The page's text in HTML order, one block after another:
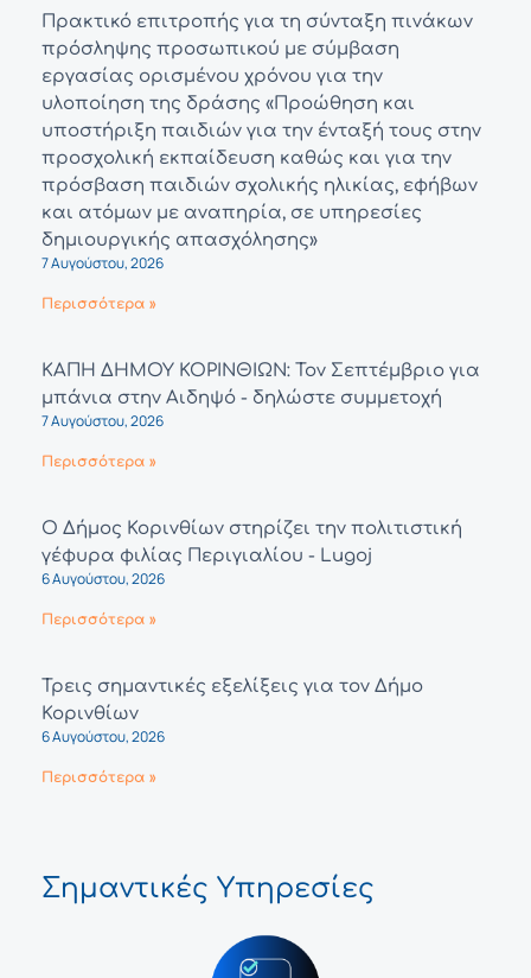
Πρακτικό επιτροπής για τη σύνταξη πινάκων
πρόσληψης προσωπικού με σύμβαση
εργασίας ορισμένου χρόνου για την
υλοποίηση της δράσης «Προώθηση και
υποστήριξη παιδιών για την ένταξή τους στην
προσχολική εκπαίδευση καθώς και για την
πρόσβαση παιδιών σχολικής ηλικίας, εφήβων
και ατόμων με αναπηρία, σε υπηρεσίες
δημιουργικής απασχόλησης»
7 Αυγούστου, 2026
Περισσότερα »
ΚΑΠΗ ΔΗΜΟΥ ΚΟΡΙΝΘΙΩΝ: Τον Σεπτέμβριο για
μπάνια στην Αιδηψό - δηλώστε συμμετοχή
7 Αυγούστου, 2026
Περισσότερα »
Ο Δήμος Κορινθίων στηρίζει την πολιτιστική
γέφυρα φιλίας Περιγιαλίου - Lugoj
6 Αυγούστου, 2026
Περισσότερα »
Τρεις σημαντικές εξελίξεις για τον Δήμο
Κορινθίων
6 Αυγούστου, 2026
Περισσότερα »
Σημαντικές Υπηρεσίες